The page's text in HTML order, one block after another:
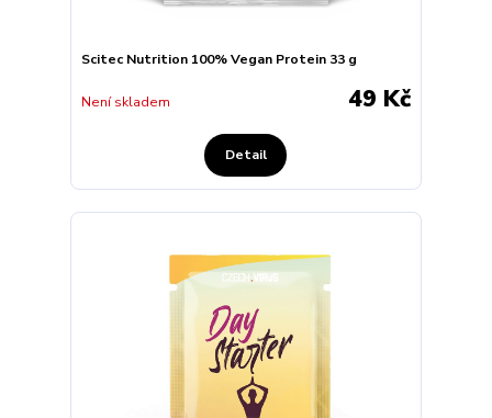
Scitec Nutrition 100% Vegan Protein 33 g
49 Kč
Není skladem
Detail